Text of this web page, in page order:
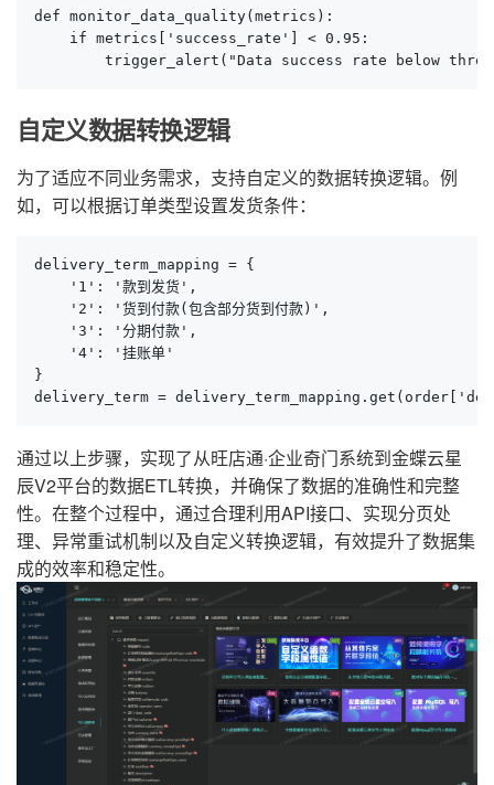
def monitor_data_quality(metrics):
    if metrics['success_rate'] < 0.95:
trigger_alert("Data success rate below
自定义数据转换逻辑
为了适应不同业务需求，支持自定义的数据转换逻辑。例
如，可以根据订单类型设置发货条件：
delivery_term_mapping = {
    '1': '款到发货',
    '2': '货到付款(包含部分货到付款)',
    '3': '分期付款',
    '4': '挂账单'
}
delivery_term =
通过以上步骤，实现了从旺店通·企业奇门系统到金蝶云星
辰V2平台的数据ETL转换，并确保了数据的准确性和完整
性。在整个过程中，通过合理利用API接口、实现分页处
理、异常重试机制以及自定义转换逻辑，有效提升了数据集
成的效率和稳定性。